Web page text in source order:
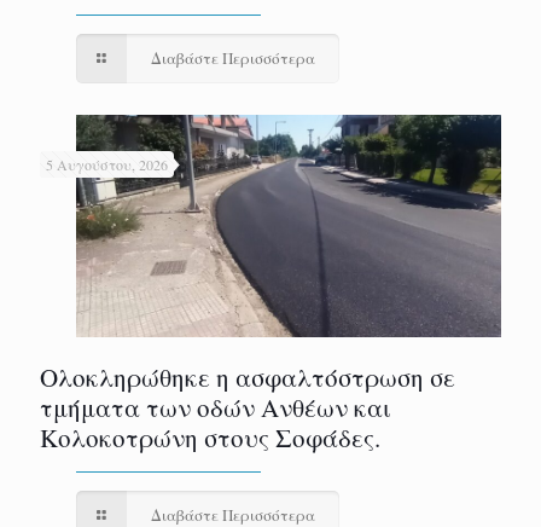
Διαβάστε Περισσότερα
5 Αυγούστου, 2026
Ολοκληρώθηκε η ασφαλτόστρωση σε
τμήματα των οδών Ανθέων και
Κολοκοτρώνη στους Σοφάδες.
Διαβάστε Περισσότερα